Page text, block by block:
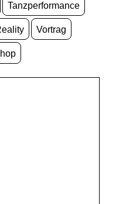
Tanzperformance
Vortrag